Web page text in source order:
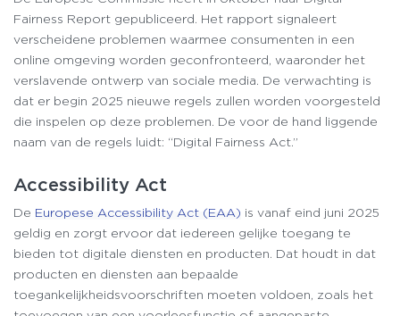
Fairness Report gepubliceerd. Het rapport signaleert
verscheidene problemen waarmee consumenten in een
online omgeving worden geconfronteerd, waaronder het
verslavende ontwerp van sociale media. De verwachting is
dat er begin 2025 nieuwe regels zullen worden voorgesteld
die inspelen op deze problemen. De voor de hand liggende
naam van de regels luidt: “Digital Fairness Act.”
Accessibility Act
De Europese Accessibility Act (EAA) is vanaf eind juni 2025
geldig en zorgt ervoor dat iedereen gelijke toegang te
bieden tot digitale diensten en producten. Dat houdt in dat
producten en diensten aan bepaalde
toegankelijkheidsvoorschriften moeten voldoen, zoals het